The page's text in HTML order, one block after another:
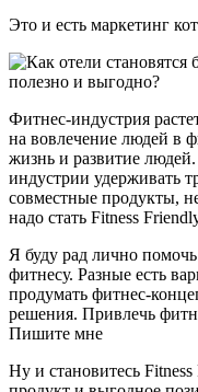
Это и есть маркетинг
Фитнес-индустрия
на вовлечение людей в
жизнь и развитие
индустрии удерживать
совместные продукты,
надо стать Fitness
Я буду рад лично
фитнесу. Разные есть
продумать фитнес-
решения. Привлечь
Пишите мне
Ну и становитесь